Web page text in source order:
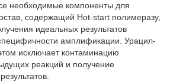
необходимые компоненты для
содержащий Hot-start полимеразу,
идеальных результатов
амплификации. Урацил-
исключает контаминацию
реакций и получение